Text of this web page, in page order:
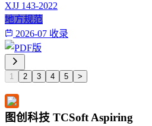
XJJ 143-2022
地方规范
2026-07 收录
1 2 3 4 5 >
图创科技 TCSoft Aspiring